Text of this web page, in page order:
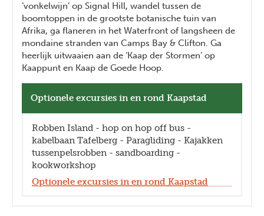
‘vonkelwijn’ op Signal Hill, wandel tussen de
boomtoppen in de grootste botanische tuin van
Afrika, ga flaneren in het Waterfront of langsheen de
mondaine stranden van Camps Bay & Clifton. Ga
heerlijk uitwaaien aan de ‘Kaap der Stormen’ op
Kaappunt en Kaap de Goede Hoop.
Optionele excursies in en rond Kaapstad
Robben Island - hop on hop off bus -
kabelbaan Tafelberg - Paragliding - Kajakken
tussenpelsrobben - sandboarding -
kookworkshop
Optionele excursies in en rond Kaapstad